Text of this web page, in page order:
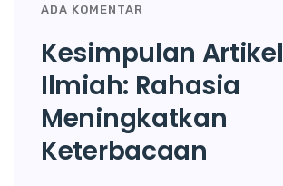
ADA KOMENTAR
Kesimpulan Artikel
Ilmiah: Rahasia
Meningkatkan
Keterbacaan